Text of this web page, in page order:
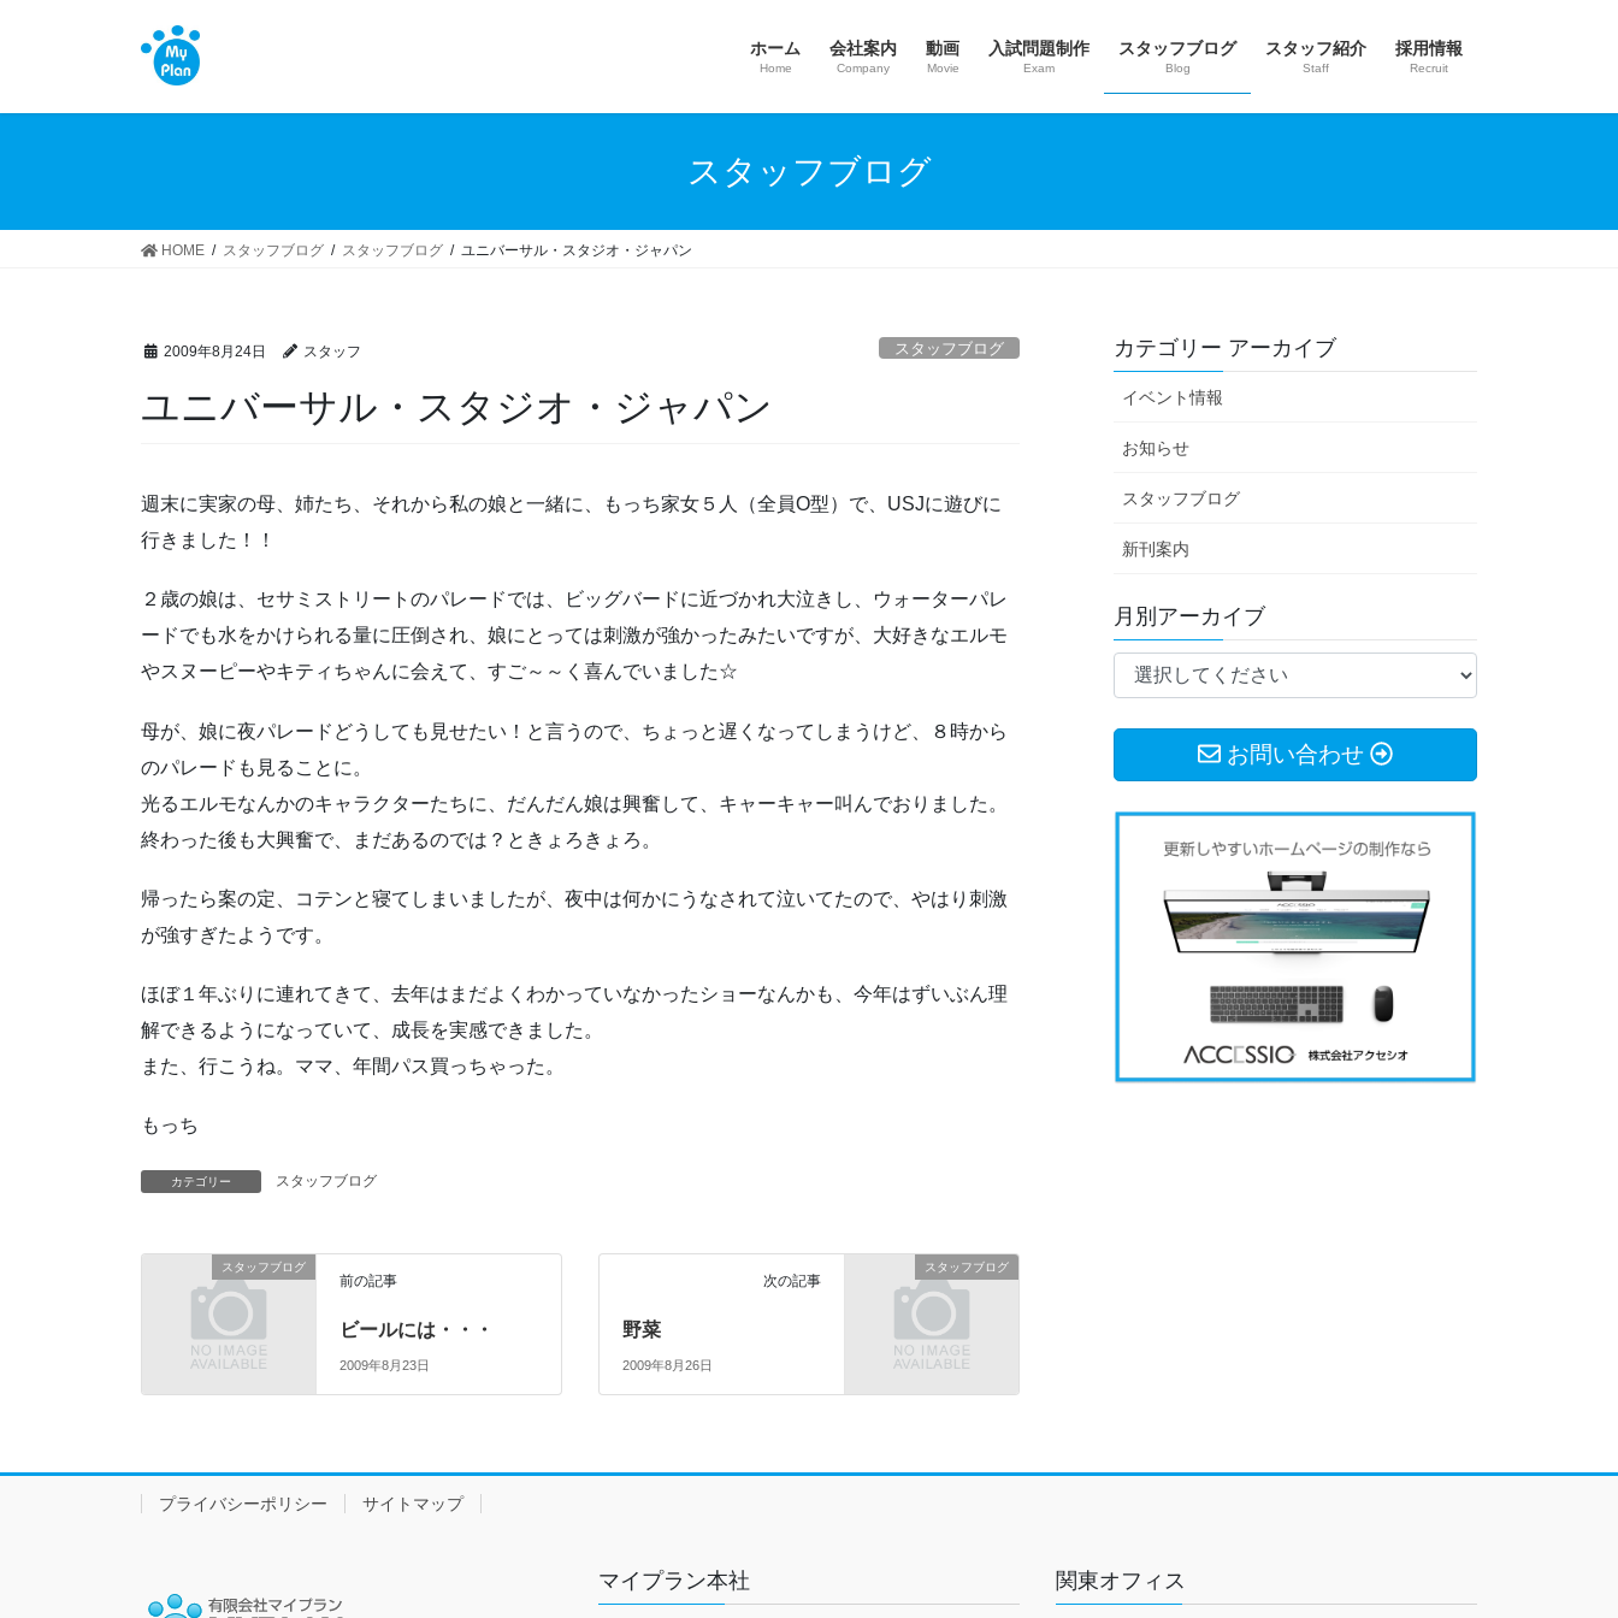
ホーム
Home
会社案内
Company
動画
Movie
入試問題制作
Exam
スタッフブログ
Blog
スタッフ紹介
Staff
採用情報
Recruit
スタッフブログ
HOME スタッフブログ スタッフブログ ユニバーサル・スタジオ・ジャパン
2009年8月24日 スタッフ スタッフブログ
ユニバーサル・スタジオ・ジャパン
週末に実家の母、姉たち、それから私の娘と一緒に、もっち家女５人（全員O型）で、USJに遊びに
行きました！！
２歳の娘は、セサミストリートのパレードでは、ビッグバードに近づかれ大泣きし、ウォーターパレ
ードでも水をかけられる量に圧倒され、娘にとっては刺激が強かったみたいですが、大好きなエルモ
やスヌーピーやキティちゃんに会えて、すご～～く喜んでいました☆
母が、娘に夜パレードどうしても見せたい！と言うので、ちょっと遅くなってしまうけど、８時から
のパレードも見ることに。
光るエルモなんかのキャラクターたちに、だんだん娘は興奮して、キャーキャー叫んでおりました。
終わった後も大興奮で、まだあるのでは？ときょろきょろ。
帰ったら案の定、コテンと寝てしまいましたが、夜中は何かにうなされて泣いてたので、やはり刺激
が強すぎたようです。
ほぼ１年ぶりに連れてきて、去年はまだよくわかっていなかったショーなんかも、今年はずいぶん理
解できるようになっていて、成長を実感できました。
また、行こうね。ママ、年間パス買っちゃった。
もっち
カテゴリー スタッフブログ
スタッフブログ
前の記事
ビールには・・・
2009年8月23日
スタッフブログ
次の記事
野菜
2009年8月26日
カテゴリー アーカイブ
イベント情報
お知らせ
スタッフブログ
新刊案内
月別アーカイブ
お問い合わせ
プライバシーポリシー サイトマップ
マイプラン本社 関東オフィス